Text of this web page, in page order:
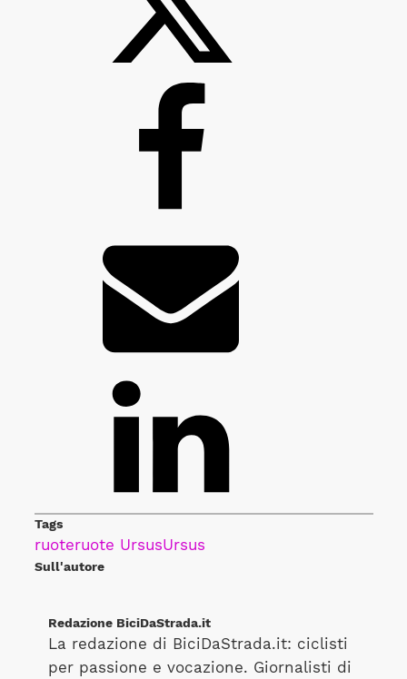
Tags
ruoteruote UrsusUrsus
Sull'autore
Redazione BiciDaStrada.it
La redazione di BiciDaStrada.it: ciclisti
per passione e vocazione. Giornalisti di